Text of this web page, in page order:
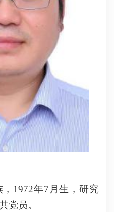
1972年7月生，研究
党员。